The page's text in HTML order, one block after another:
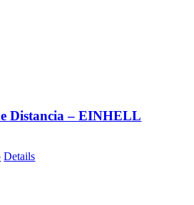
Distancia – EINHELL
Details